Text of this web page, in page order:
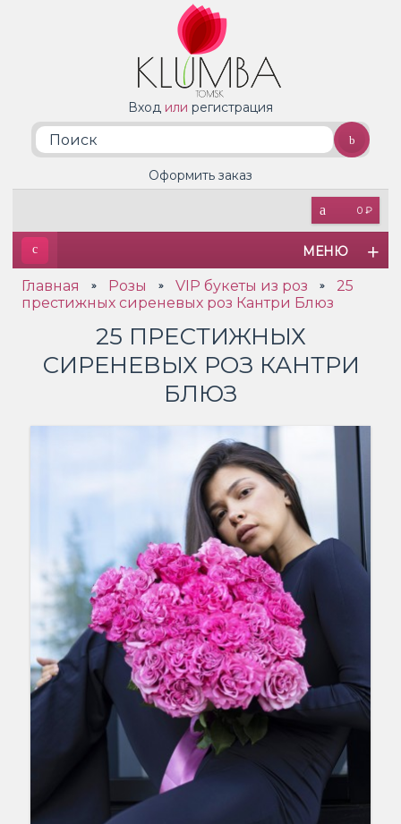
Вход или регистрация
0 ₽
Оформить заказ
МЕНЮ
Главная » Розы » VIP букеты из роз »
25
престижных сиреневых роз Кантри Блюз
25 ПРЕСТИЖНЫХ
СИРЕНЕВЫХ РОЗ КАНТРИ
БЛЮЗ